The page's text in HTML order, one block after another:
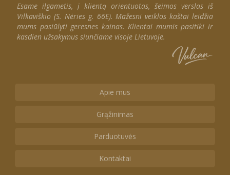
Esame ilgametis, į klientą orientuotas, šeimos verslas iš
Vilkaviškio (S. Nėries g. 66E). Mažesni veiklos kaštai leidžia
mums pasiūlyti geresnes kainas. Klientai mumis pasitiki ir
kasdien užsakymus siunčiame visoje Lietuvoje.
Apie mus
Grąžinimas
Parduotuvės
Kontaktai